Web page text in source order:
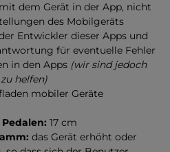
dem Gerät in der App, nicht
des Mobilgeräts
Entwickler dieser Apps und
für eventuelle Fehler
in den Apps(wir sind jedoch
helfen)
mobiler Geräte
Pedalen:17 cm
das Gerät erhöht oder